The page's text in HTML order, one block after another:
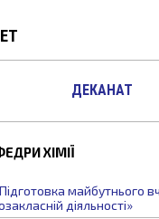
ДЕКАНАТ
ХІМІЇ
майбутнього
діяльності»